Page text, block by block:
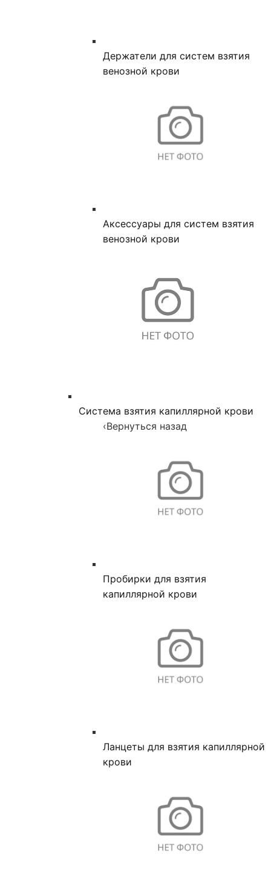
Держатели для систем взятия
венозной крови
Аксессуары для систем взятия
венозной крови
Система взятия капиллярной крови
‹Вернуться назад
Пробирки для взятия
капиллярной крови
Ланцеты для взятия капиллярной
крови